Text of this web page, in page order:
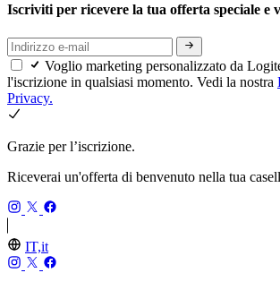
Iscriviti per ricevere la tua offerta speciale e
Voglio marketing personalizzato da
l'iscrizione in qualsiasi momento. Vedi la nostra
Privacy.
Grazie per l’iscrizione.
Riceverai un'offerta di benvenuto nella tua
IT,it